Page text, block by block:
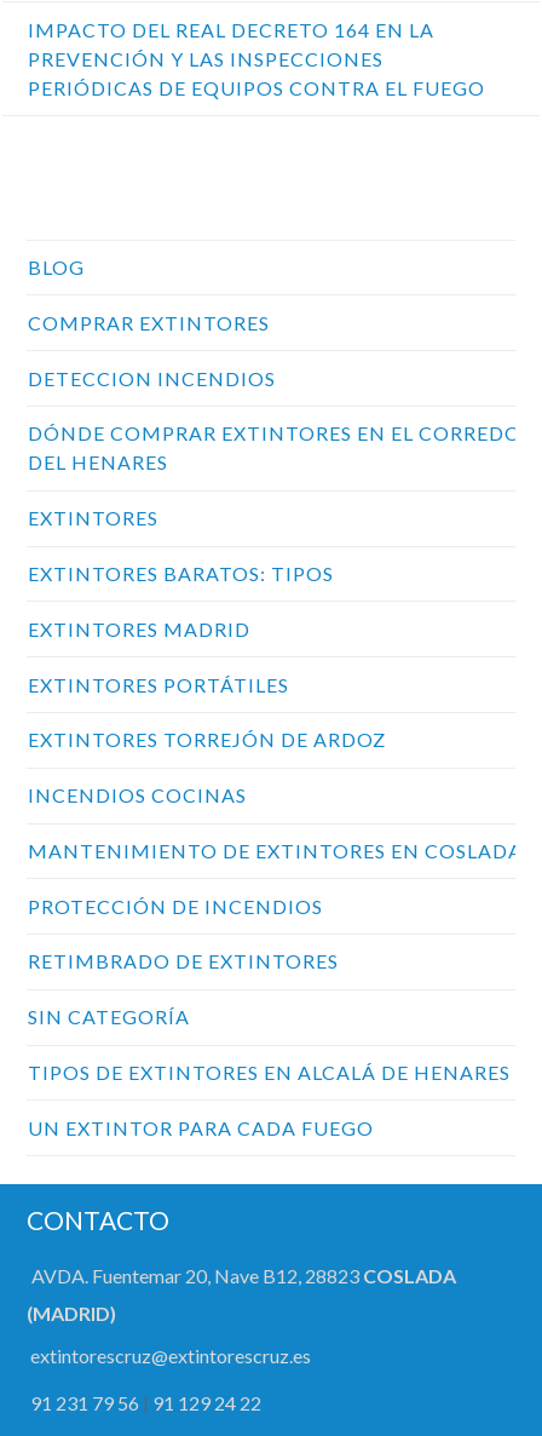
IMPACTO DEL REAL DECRETO 164 EN LA
PREVENCIÓN Y LAS INSPECCIONES
PERIÓDICAS DE EQUIPOS CONTRA EL FUEGO
BLOG
COMPRAR EXTINTORES
DETECCION INCENDIOS
DÓNDE COMPRAR EXTINTORES EN EL CORREDOR
DEL HENARES
EXTINTORES
EXTINTORES BARATOS: TIPOS
EXTINTORES MADRID
EXTINTORES PORTÁTILES
EXTINTORES TORREJÓN DE ARDOZ
INCENDIOS COCINAS
MANTENIMIENTO DE EXTINTORES EN COSLADA
PROTECCIÓN DE INCENDIOS
RETIMBRADO DE EXTINTORES
SIN CATEGORÍA
TIPOS DE EXTINTORES EN ALCALÁ DE HENARES
UN EXTINTOR PARA CADA FUEGO
CONTACTO
AVDA. Fuentemar 20, Nave B12, 28823 COSLADA
(MADRID)
extintorescruz@extintorescruz.es
91 231 79 56 | 91 129 24 22